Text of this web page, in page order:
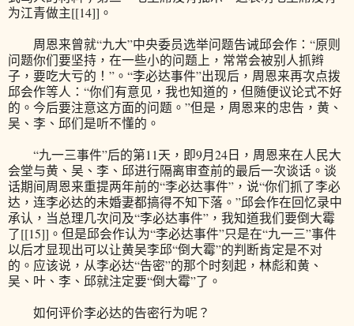
为江青做主[[14]]。
周恩来曾就“九大”中央委员选举问题告诫邱会作：“原则
问题你们要坚持，在一些小的问题上，常常会被别人抓辫
子，要吃大亏的！”。“李必达事件”出现后，周恩来再次点拨
邱会作等人：“你们有意见，我也知道的，但随便议论式不好
的。今后要注意这方面的问题。”但是，周恩来的忠告，黄、
吴、李、邱们是听不懂的。
“九一三事件”后的第11天，即9月24日，周恩来在人民大
会堂与黄、吴、李、邱进行隔离审查前的最后一次谈话。谈
话期间周恩来重提两年前的“李必达事件”，说“你们抓了李必
达，连李必达的未婚妻都搞得不知下落。”邱会作在回忆录中
承认，当总理几次问及“李必达事件”，我知道我们要倒大霉
了[[15]]。但是邱会作认为“李必达事件”只是在“九一三”事件
以后才显现出可以让黄吴李邱“倒大霉”的判断肯定是不对
的。应该说，从李必达“告密”的那个时刻起，林彪和黄、
吴、叶、李、邱就注定要“倒大霉”了。
如何评价李必达的告密行为呢？